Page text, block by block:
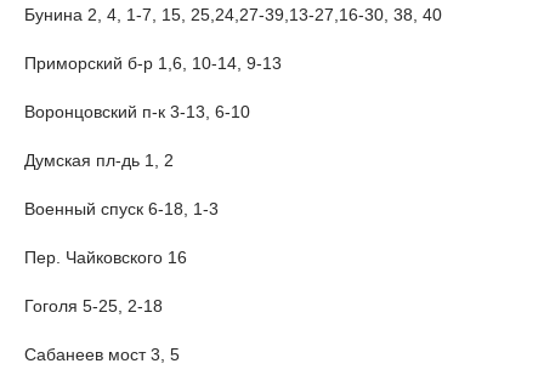
Бунина 2, 4, 1-7, 15, 25,24,27-39,13-27,16-30, 38, 40
Приморский б-р 1,6, 10-14, 9-13
Воронцовский п-к 3-13, 6-10
Думская пл-дь 1, 2
Военный спуск 6-18, 1-3
Пер. Чайковского 16
Гоголя 5-25, 2-18
Сабанеев мост 3, 5